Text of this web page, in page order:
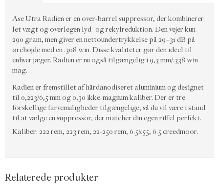
Ase Utra Radien er en over-barrel suppressor, der kombinerer
let vægt og overlegen lyd- og rekylreduktion. Den vejer kun
290 gram, men giver en nettoundertrykkelse på 29–31 dB på
ørehøjde med en .308 win. Disse kvaliteter gør den ideel til
enhver jæger. Radien er nu også tilgængelig i 9,3 mm/.338 win
mag.
Radien er fremstillet af hårdanodiseret aluminium og designet
til 0,223/6,5 mm og 0,30 ikke-magnum kaliber. Der er tre
forskellige farvemuligheder tilgængelige, så du vil være i stand
til at vælge en suppressor, der matcher din egen riffel perfekt.
Kaliber: 222 rem, 223 rem, 22-250 rem, 6.5x55, 6.5 creedmoor.
Relaterede produkter